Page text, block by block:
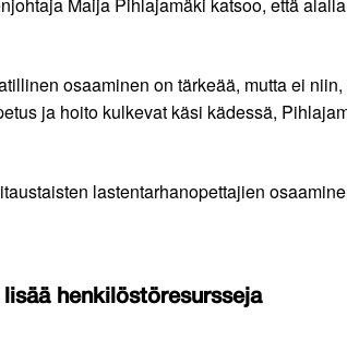
Maija Pihlajamäki katsoo, että
osaaminen on tärkeää, mutta ei
ja hoito kulkevat käsi kädessä,
lastentarhanopettajien
lisää henkilöstöresursseja